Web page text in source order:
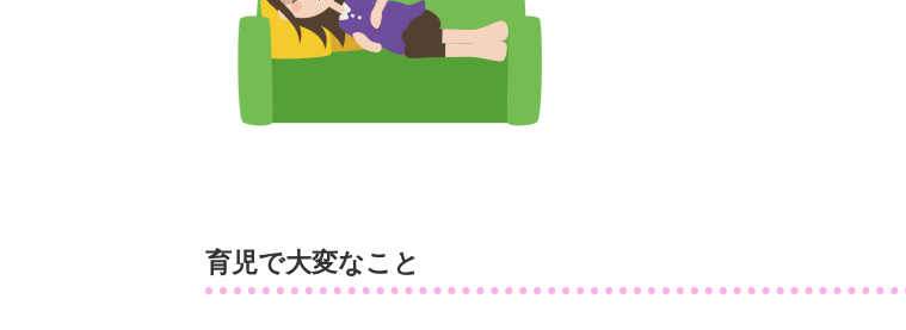
育児で大変なこと